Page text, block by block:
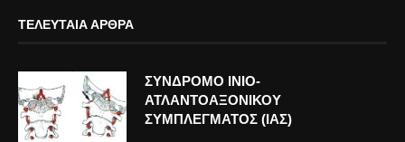
ΤΕΛΕΥΤΑΊΑ ΆΡΘΡΑ
ΣΥΝΔΡΟΜΟ ΙΝΙΟ-
ΑΤΛΑΝΤΟΑΞΟΝΙΚΟΥ
ΣΥΜΠΛΕΓΜΑΤΟΣ (ΙΑΣ)